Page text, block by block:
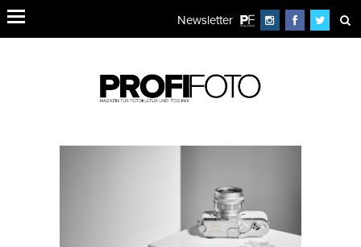
Newsletter